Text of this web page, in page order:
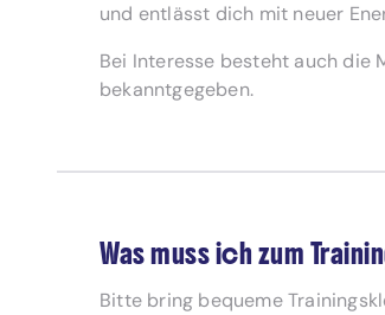
und entlässt dich mit neuer
Bei Interesse besteht auch die
bekanntgegeben.
Was muss ich zum
Bitte bring bequeme